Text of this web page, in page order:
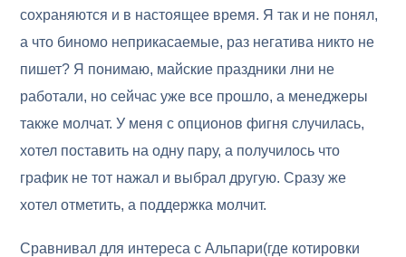
сохраняются и в настоящее время. Я так и не понял,
а что биномо неприкасаемые, раз негатива никто не
пишет? Я понимаю, майские праздники лни не
работали, но сейчас уже все прошло, а менеджеры
также молчат. У меня с опционов фигня случилась,
хотел поставить на одну пару, а получилось что
график не тот нажал и выбрал другую. Сразу же
хотел отметить, а поддержка молчит.
Сравнивал для интереса с Альпари(где котировки